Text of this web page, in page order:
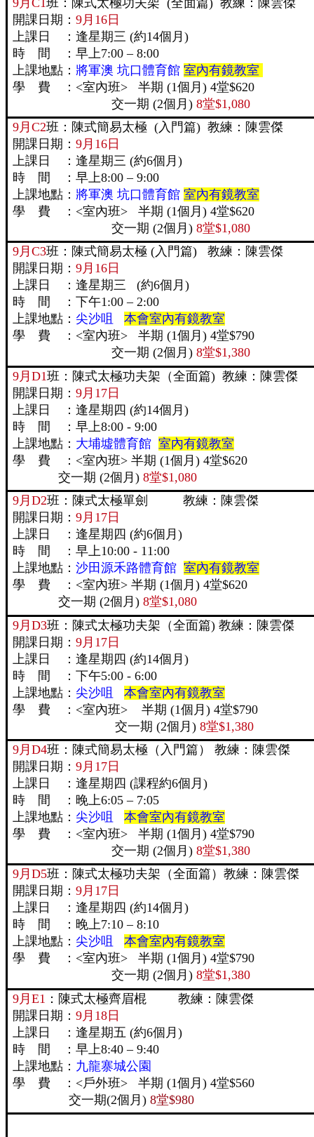
開課日期：9月16日
上課日 ：逢星期三 (約14個月)
時 間 ：早上7:00 – 8:00
上課地點： 將軍澳 坑口體育館室內有鏡教室
學 費 ：<室內班> 半期 (1個月) 4堂$620
交一期 (2個月)8堂$1,080
9月C2班：陳式簡易太極 (入門篇) 教練：陳雲傑
開課日期：9月16日
上課日 ：逢星期三 (約6個月)
時 間 ：早上8:00 – 9:00
上課地點： 將軍澳 坑口體育館室內有鏡教室
學 費 ：<室內班> 半期 (1個月) 4堂$620
交一期 (2個月)8堂$1,080
9月C3班：陳式簡易太極 (入門篇) 教練：陳雲傑
開課日期：9月16日
上課日 ：逢星期三 (約6個月)
時 間 ：下午1:00 – 2:00
上課地點： 尖沙咀本會室內有鏡教室
學 費 ：<室內班> 半期 (1個月) 4堂$790
交一期 (2個月)8堂$1,380
9月D1班：陳式太極功夫架（全面篇) 教練：陳雲傑
開課日期：9月17日
上課日 ：逢星期四 (約14個月)
時 間 ：早上8:00 - 9:00
上課地點： 大埔墟體育館室內有鏡教室
學 費 ：<室內班> 半期 (1個
交一期 (2個月)8堂$1,080
9月D2班：陳式太極單劍 教練：陳雲傑
開課日期：9月17日
上課日 ：逢星期四 (約6個月)
時 間 ：早上10:00 - 11:00
上課地點：沙田源禾路體育館室內有鏡教室
學 費 ：<室內班> 半期 (1個
交一期 (2個月)8堂$1,080
9月D3班：陳式太極功夫架（全面篇) 教練：陳雲傑
開課日期：9月17日
上課日 ：逢星期四 (約14個月)
時 間 ：下午5:00 - 6:00
上課地點： 尖沙咀本會室內有鏡教室
學 費 ：<室內班> 半期 (1個月) 4堂$790
交一期 (2個月)8堂$1,380
9月D4班：陳式簡易太極（入門篇） 教練：陳雲傑
開課日期：9月17日
上課日 ：逢星期四 (課程約6個月)
時 間 ：晚上6:05 – 7:05
上課地點： 尖沙咀本會室內有鏡教室
學 費 ：<室內班> 半期 (1個月) 4堂$790
交一期 (2個月)8堂$1,380
9月D5班：陳式太極功夫架（全面篇）教練：陳雲傑
開課日期：9月17日
上課日 ：逢星期四 (約14個月)
時 間 ：晚上7:10 – 8:10
上課地點： 尖沙咀本會室內有鏡教室
學 費 ：<室內班> 半期 (1個月) 4堂$790
交一期 (2個月)8堂$1,380
9月E1 ：陳式太極齊眉棍 教練：陳雲傑
開課日期：9月18日
上課日 ：逢星期五 (約6個月)
時 間 ：早上8:40 – 9:40
上課地點： 九龍寨城公園
學 費 ：<戶外班> 半期 (1個
交一期(2個月)8堂$980